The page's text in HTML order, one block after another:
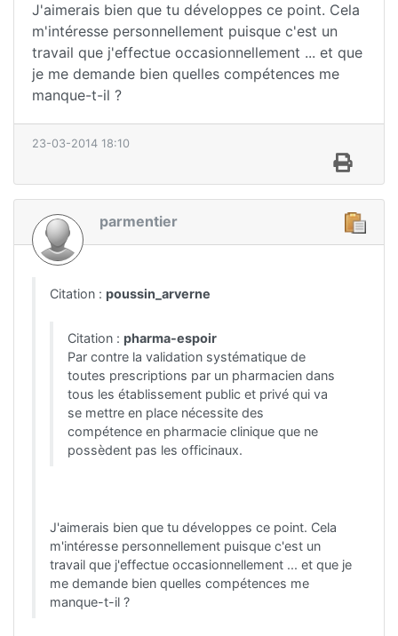
J'aimerais bien que tu développes ce point. Cela
m'intéresse personnellement puisque c'est un
travail que j'effectue occasionnellement ... et que
je me demande bien quelles compétences me
manque-t-il ?
23-03-2014 18:10
parmentier
Citation : poussin_arverne
Citation : pharma-espoir
Par contre la validation systématique de
toutes prescriptions par un pharmacien dans
tous les établissement public et privé qui va
se mettre en place nécessite des
compétence en pharmacie clinique que ne
possèdent pas les officinaux.
J'aimerais bien que tu développes ce point. Cela
m'intéresse personnellement puisque c'est un
travail que j'effectue occasionnellement ... et que je
me demande bien quelles compétences me
manque-t-il ?